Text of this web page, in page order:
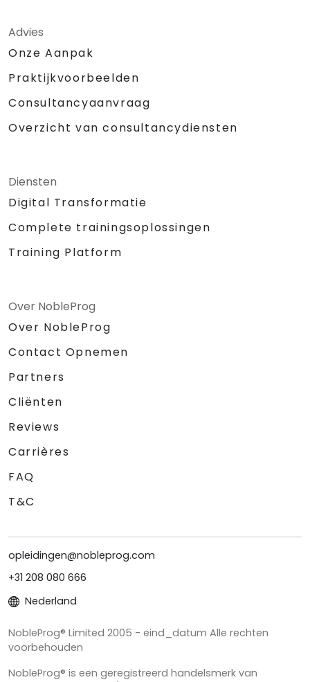
Advies
Onze Aanpak
Praktijkvoorbeelden
Consultancyaanvraag
Overzicht van consultancydiensten
Diensten
Digital Transformatie
Complete trainingsoplossingen
Training Platform
Over NobleProg
Over NobleProg
Contact Opnemen
Partners
Cliënten
Reviews
Carrières
FAQ
T&C
opleidingen@nobleprog.com
+31 208 080 666
Nederland
NobleProg® Limited 2005 - eind_datum Alle rechten
voorbehouden
NobleProg® is een geregistreerd handelsmerk van